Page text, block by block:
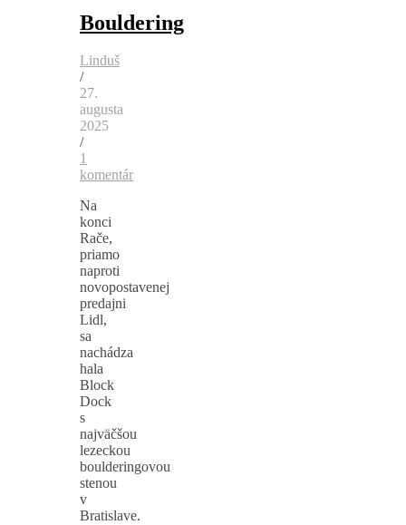
Bouldering
Linduš
/
27.
augusta
2025
/
1
komentár
Na
konci
Rače,
priamo
naproti
novopostavenej
predajni
Lidl,
sa
nachádza
hala
Block
Dock
s
najväčšou
lezeckou
boulderingovou
stenou
v
Bratislave.